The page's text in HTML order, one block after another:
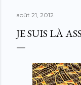
août 21, 2012
JE SUIS LÀ